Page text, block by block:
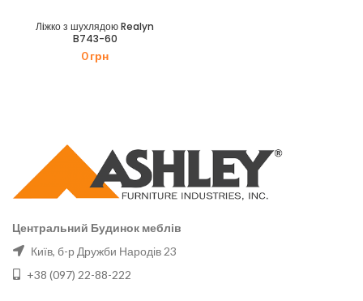
Лiжко з шухлядою Realyn
B743-60
0грн
Центральний Будинок меблів
Київ, б-р Дружби Народів 23
+38 (097) 22-88-222